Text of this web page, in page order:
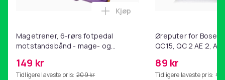
Magetrener, 6-rørs fotpedal
motstandsbånd - mage- og
hjemmegymnastikk Purple
149 kr
Tidligere laveste pris: 209 kr
Legg Magetrener, 6-rørs
Kjøp
Øreputer for Bose
QC15, QC 2 AE 2, AE
89 kr
Tidligere laveste pris: 99